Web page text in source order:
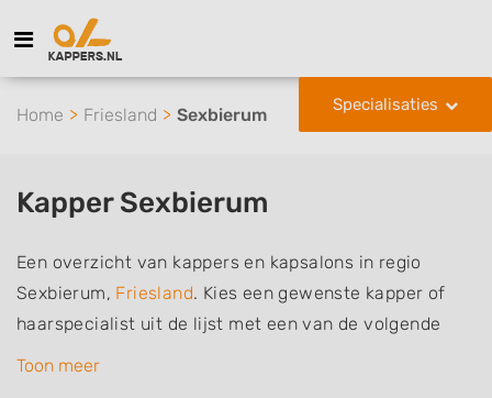
Specialisaties
Home Friesland Sexbierum
Kapper Sexbierum
Een overzicht van kappers en kapsalons in regio
Sexbierum, Friesland. Kies een gewenste kapper of
haarspecialist uit de lijst met een van de volgende
specialisaties of aantekeningen: mannen of
Toon meer